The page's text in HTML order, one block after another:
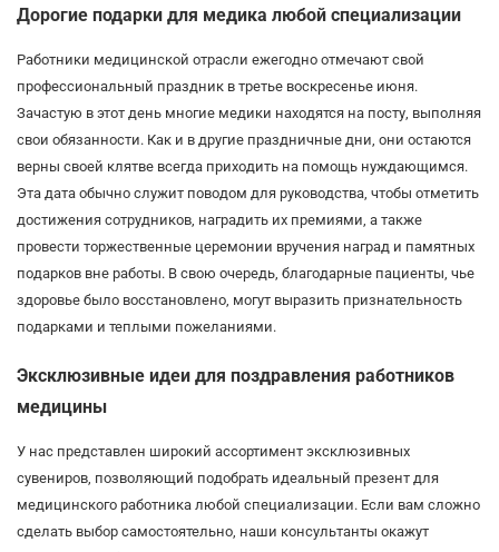
Дорогие подарки для медика любой специализации
Работники медицинской отрасли ежегодно отмечают свой
профессиональный праздник в третье воскресенье июня.
Зачастую в этот день многие медики находятся на посту, выполняя
свои обязанности. Как и в другие праздничные дни, они остаются
верны своей клятве всегда приходить на помощь нуждающимся.
Эта дата обычно служит поводом для руководства, чтобы отметить
достижения сотрудников, наградить их премиями, а также
провести торжественные церемонии вручения наград и памятных
подарков вне работы. В свою очередь, благодарные пациенты, чье
здоровье было восстановлено, могут выразить признательность
подарками и теплыми пожеланиями.
Эксклюзивные идеи для поздравления работников
медицины
У нас представлен широкий ассортимент эксклюзивных
сувениров, позволяющий подобрать идеальный презент для
медицинского работника любой специализации. Если вам сложно
сделать выбор самостоятельно, наши консультанты окажут